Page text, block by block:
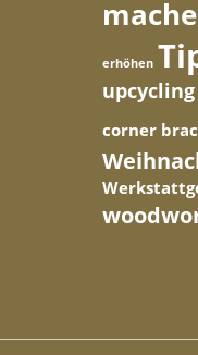
erhöhen
upcycling
corner